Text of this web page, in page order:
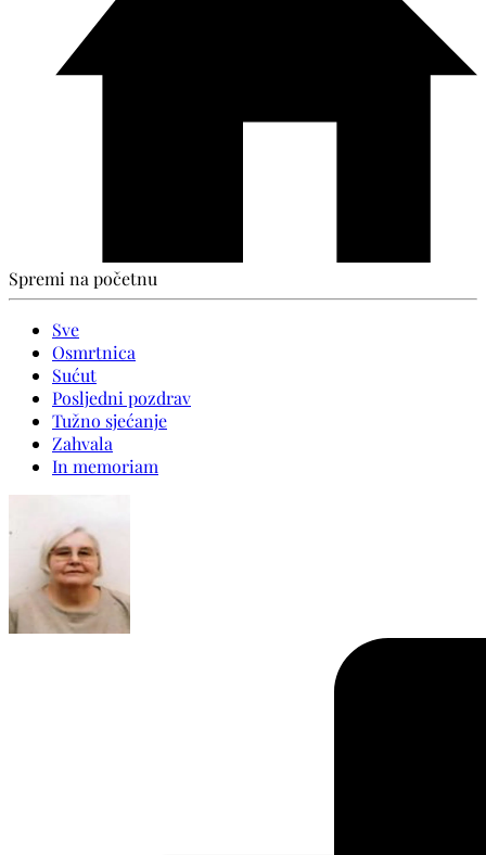
Spremi na početnu
Sve
Osmrtnica
Sućut
Posljedni pozdrav
Tužno sjećanje
Zahvala
In memoriam